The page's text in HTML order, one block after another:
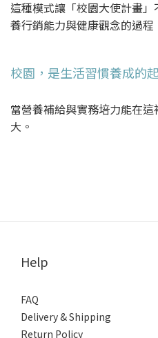
這種模式讓「校園大使計畫
養行銷能力與健康觀念的過程
校園，是生活習慣養成的
當營養補給與實務培力能在
大。
Help
FAQ
Delivery & Shipping
Return Policy